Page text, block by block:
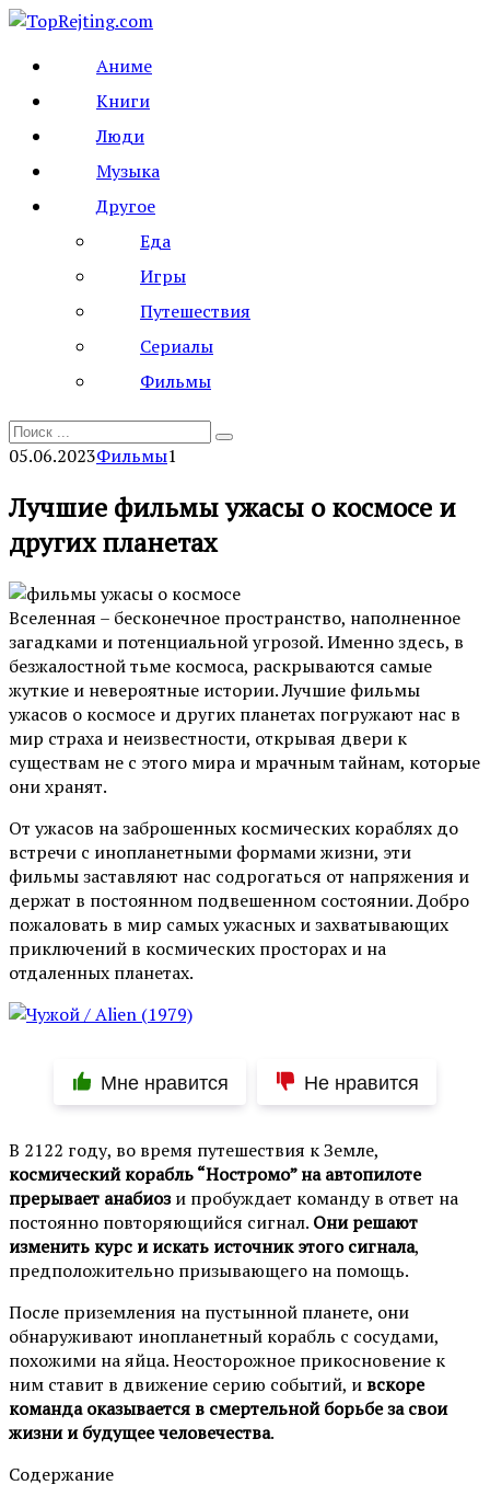
Перейти
контенту
Аниме
Книги
Люди
Музыка
Другое
Еда
Игры
Путешествия
Сериалы
Фильмы
Search
for:
05.06.2023Фильмы1
Лучшие фильмы ужасы о космосе и
других планетах
Вселенная – бесконечное пространство, наполненное
загадками и потенциальной угрозой. Именно здесь, в
безжалостной тьме космоса, раскрываются самые
жуткие и невероятные истории. Лучшие фильмы
ужасов о космосе и других планетах погружают нас в
мир страха и неизвестности, открывая двери к
существам не с этого мира и мрачным тайнам, которые
они хранят.
От ужасов на заброшенных космических кораблях до
встречи с инопланетными формами жизни, эти
фильмы заставляют нас содрогаться от напряжения и
держат в постоянном подвешенном состоянии. Добро
пожаловать в мир самых ужасных и захватывающих
приключений в космических просторах и на
отдаленных планетах.
Мне нравится Не нравится
В 2122 году, во время путешествия к Земле,
космический корабль “Ностромо” на автопилоте
прерывает анабиози пробуждает команду в ответ на
постоянно повторяющийся сигнал. Они решают
изменить курс и искать источник этого сигнала,
предположительно призывающего на помощь.
После приземления на пустынной планете, они
обнаруживают инопланетный корабль с сосудами,
похожими на яйца. Неосторожное прикосновение к
ним ставит в движение серию событий, и вскоре
команда оказывается в смертельной борьбе за свои
жизни и будущее человечества.
Содержание